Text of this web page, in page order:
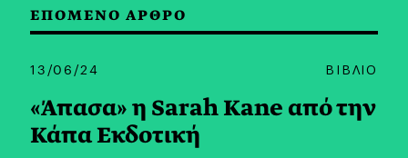
ΕΠΟΜΕΝΟ ΑΡΘΡΟ
13/06/24 ΒΙΒΛΙΟ
«Άπασα» η Sarah Kane από την
Κάπα Εκδοτική